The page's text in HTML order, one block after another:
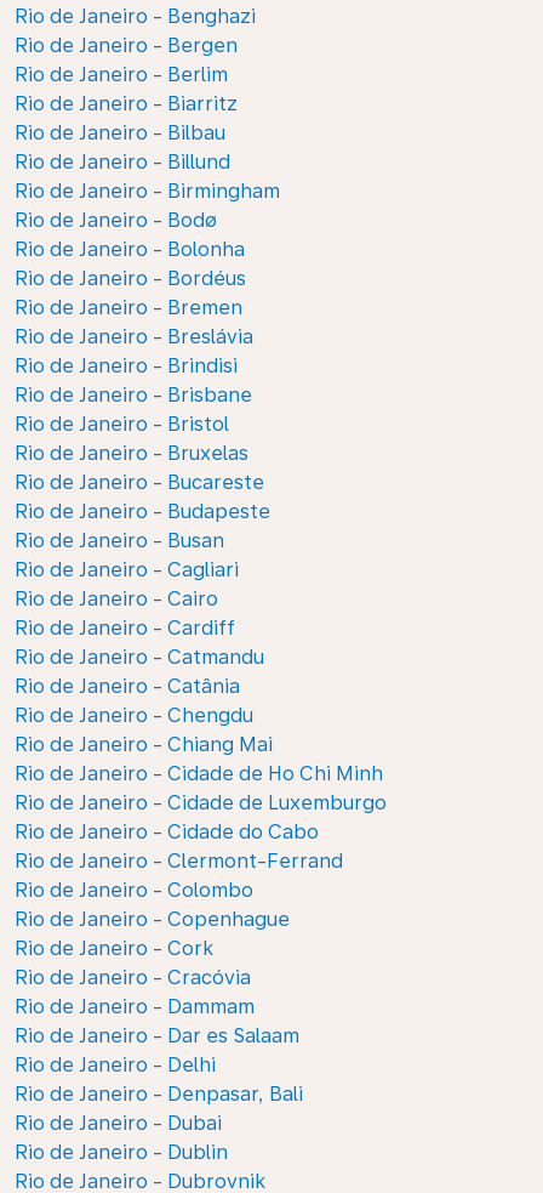
Rio de Janeiro - Benghazi
Rio de Janeiro - Bergen
Rio de Janeiro - Berlim
Rio de Janeiro - Biarritz
Rio de Janeiro - Bilbau
Rio de Janeiro - Billund
Rio de Janeiro - Birmingham
Rio de Janeiro - Bodø
Rio de Janeiro - Bolonha
Rio de Janeiro - Bordéus
Rio de Janeiro - Bremen
Rio de Janeiro - Breslávia
Rio de Janeiro - Brindisi
Rio de Janeiro - Brisbane
Rio de Janeiro - Bristol
Rio de Janeiro - Bruxelas
Rio de Janeiro - Bucareste
Rio de Janeiro - Budapeste
Rio de Janeiro - Busan
Rio de Janeiro - Cagliari
Rio de Janeiro - Cairo
Rio de Janeiro - Cardiff
Rio de Janeiro - Catmandu
Rio de Janeiro - Catânia
Rio de Janeiro - Chengdu
Rio de Janeiro - Chiang Mai
Rio de Janeiro - Cidade de Ho Chi Minh
Rio de Janeiro - Cidade de Luxemburgo
Rio de Janeiro - Cidade do Cabo
Rio de Janeiro - Clermont-Ferrand
Rio de Janeiro - Colombo
Rio de Janeiro - Copenhague
Rio de Janeiro - Cork
Rio de Janeiro - Cracóvia
Rio de Janeiro - Dammam
Rio de Janeiro - Dar es Salaam
Rio de Janeiro - Delhi
Rio de Janeiro - Denpasar, Bali
Rio de Janeiro - Dubai
Rio de Janeiro - Dublin
Rio de Janeiro - Dubrovnik